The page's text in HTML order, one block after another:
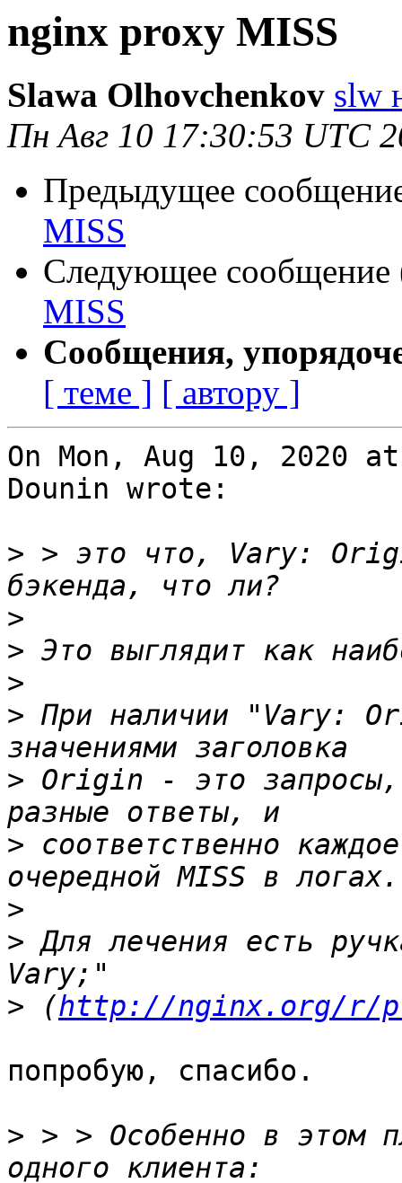
nginx proxy MISS
Slawa Olhovchenkov slw
Пн Авг 10 17:30:53 UTC
Предыдущее
MISS
Следующее сообщение
MISS
Сообщения,
[ теме ] [ автору ]
On Mon, Aug 10, 2020
Dounin wrote:
> > это что, Vary:
>
>
>
> При наличии "Vary:
> Origin - это запросы,
> соответственно
>
> Для лечения есть
> (http://nginx.org/r/
попробую, спасибо.
> > > Особенно в этом